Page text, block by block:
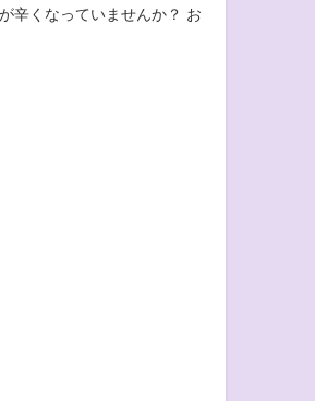
辛くなっていませんか？ お